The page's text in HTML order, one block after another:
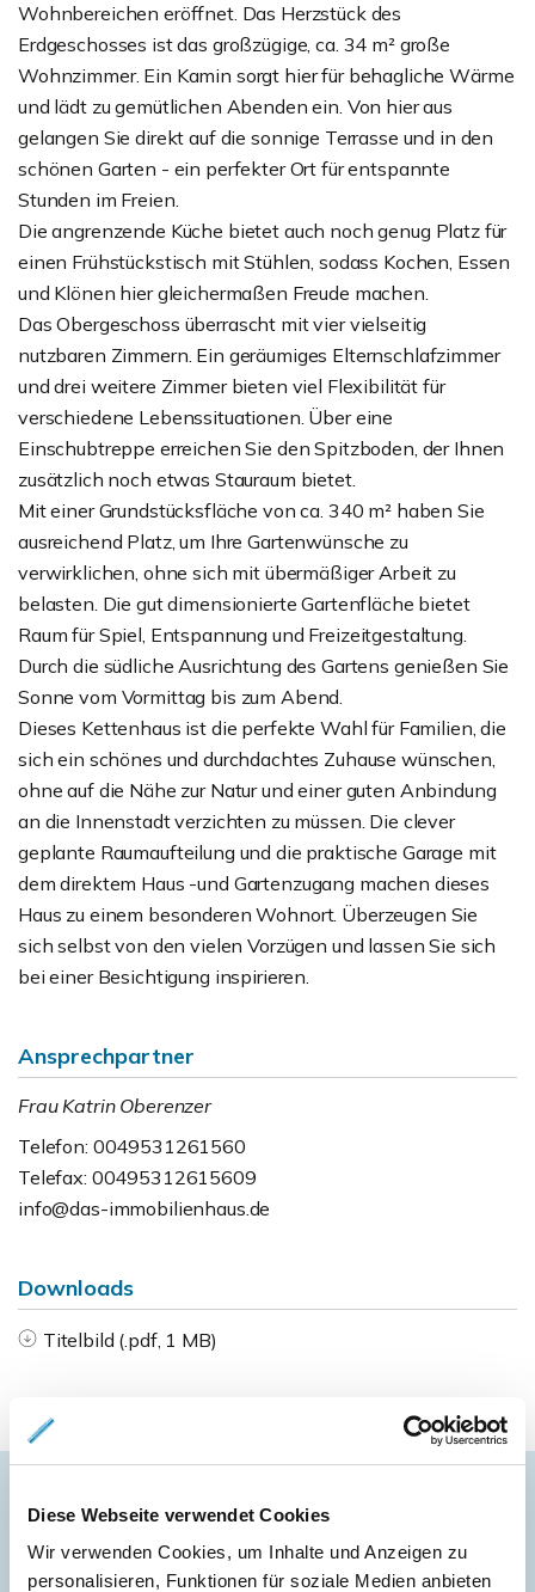
Diese Webseite verwendet Cookies
Wir verwenden Cookies, um Inhalte und Anzeigen zu
personalisieren, Funktionen für soziale Medien anbieten
Wohnbereichen eröffnet. Das Herzstück des
Erdgeschosses ist das großzügige, ca. 34 m² große
Wohnzimmer. Ein Kamin sorgt hier für behagliche Wärme
und lädt zu gemütlichen Abenden ein. Von hier aus
gelangen Sie direkt auf die sonnige Terrasse und in den
schönen Garten - ein perfekter Ort für entspannte
Stunden im Freien.
Die angrenzende Küche bietet auch noch genug Platz für
einen Frühstückstisch mit Stühlen, sodass Kochen, Essen
und Klönen hier gleichermaßen Freude machen.
Das Obergeschoss überrascht mit vier vielseitig
nutzbaren Zimmern. Ein geräumiges Elternschlafzimmer
und drei weitere Zimmer bieten viel Flexibilität für
verschiedene Lebenssituationen. Über eine
Einschubtreppe erreichen Sie den Spitzboden, der Ihnen
zusätzlich noch etwas Stauraum bietet.
Mit einer Grundstücksfläche von ca. 340 m² haben Sie
ausreichend Platz, um Ihre Gartenwünsche zu
verwirklichen, ohne sich mit übermäßiger Arbeit zu
belasten. Die gut dimensionierte Gartenfläche bietet
Raum für Spiel, Entspannung und Freizeitgestaltung.
Durch die südliche Ausrichtung des Gartens genießen Sie
Sonne vom Vormittag bis zum Abend.
Dieses Kettenhaus ist die perfekte Wahl für Familien, die
sich ein schönes und durchdachtes Zuhause wünschen,
ohne auf die Nähe zur Natur und einer guten Anbindung
an die Innenstadt verzichten zu müssen. Die clever
geplante Raumaufteilung und die praktische Garage mit
dem direktem Haus -und Gartenzugang machen dieses
Haus zu einem besonderen Wohnort. Überzeugen Sie
sich selbst von den vielen Vorzügen und lassen Sie sich
bei einer Besichtigung inspirieren.
Ansprechpartner
Frau Katrin Oberenzer
Telefon: 0049531261560
Telefax: 00495312615609
info@das-immobilienhaus.de
Downloads
Titelbild (.pdf, 1 MB)
Energieausweis (Bedarfsausweis)